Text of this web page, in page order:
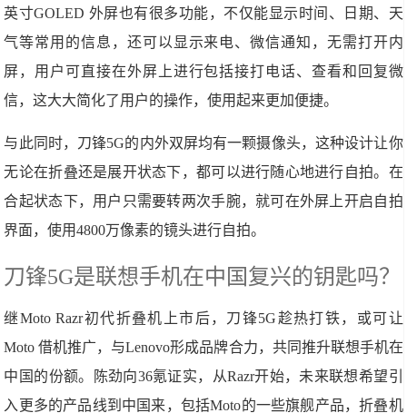
英寸GOLED 外屏也有很多功能，不仅能显示时间、日期、天
气等常用的信息，还可以显示来电、微信通知，无需打开内
屏，用户可直接在外屏上进行包括接打电话、查看和回复微
信，这大大简化了用户的操作，使用起来更加便捷。
与此同时，刀锋5G的内外双屏均有一颗摄像头，这种设计让你
无论在折叠还是展开状态下，都可以进行随心地进行自拍。在
合起状态下，用户只需要转两次手腕，就可在外屏上开启自拍
界面，使用4800万像素的镜头进行自拍。
刀锋5G是联想手机在中国复兴的钥匙吗？
继Moto Razr初代折叠机上市后，刀锋5G趁热打铁，或可让
Moto 借机推广，与Lenovo形成品牌合力，共同推升联想手机在
中国的份额。陈劲向36氪证实，从Razr开始，未来联想希望引
入更多的产品线到中国来，包括Moto的一些旗舰产品，折叠机